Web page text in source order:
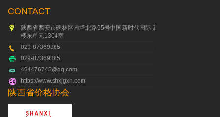
CONTACT
陕西省西安市碑林区雁塔北路95号中国新时代国际 新一
楼东单元1304室
029-87369385
029-87369385
494476745@qq.com
https://www.shxjgxh.com
陕西省价格协会